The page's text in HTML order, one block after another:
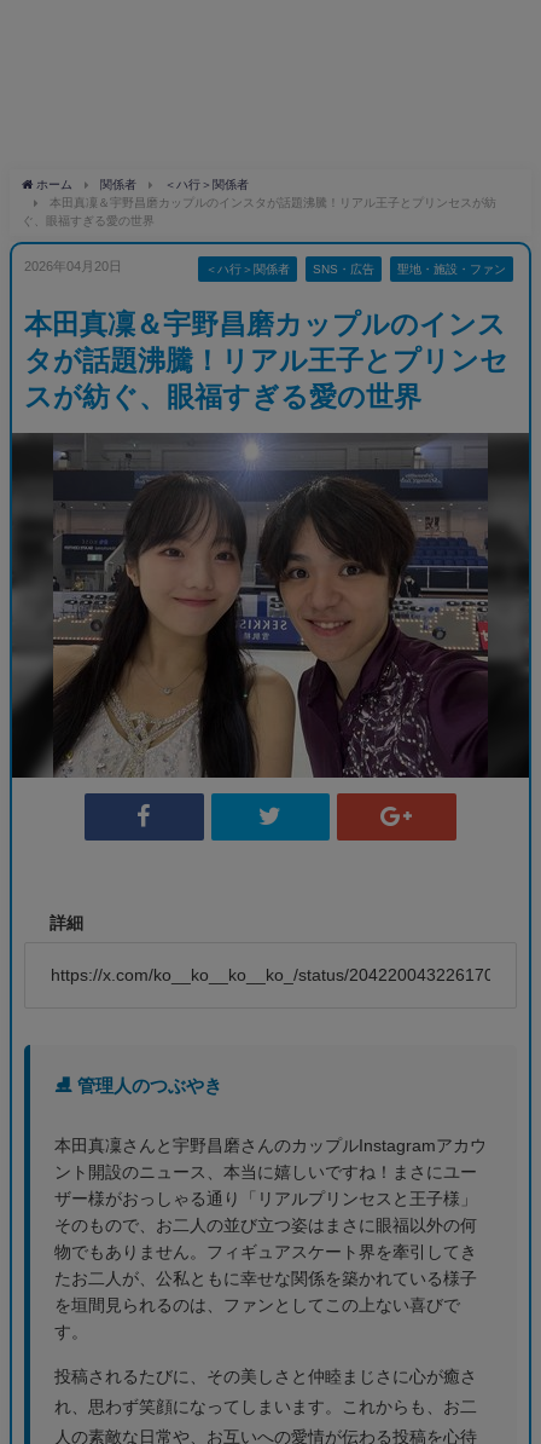
ホーム 関係者
＜ハ行＞関係者
本田真凜＆宇野昌磨カップルのインスタが話題沸騰！リアル王子とプリンセスが紡
ぐ、眼福すぎる愛の世界
2026年04月20日 ＜ハ行＞関係者 SNS・広告 聖地・施設・ファン
本田真凜＆宇野昌磨カップルのインス
タが話題沸騰！リアル王子とプリンセ
スが紡ぐ、眼福すぎる愛の世界
詳細
https://x.com/ko__ko__ko__ko_/status/2042200432261706181
⛸️ 管理人のつぶやき
本田真凜さんと宇野昌磨さんのカップルInstagramアカウ
ント開設のニュース、本当に嬉しいですね！まさにユー
ザー様がおっしゃる通り「リアルプリンセスと王子様」
そのもので、お二人の並び立つ姿はまさに眼福以外の何
物でもありません。フィギュアスケート界を牽引してき
たお二人が、公私ともに幸せな関係を築かれている様子
を垣間見られるのは、ファンとしてこの上ない喜びで
す。
投稿されるたびに、その美しさと仲睦まじさに心が癒さ
れ、思わず笑顔になってしまいます。これからも、お二
人の素敵な日常や、お互いへの愛情が伝わる投稿を心待